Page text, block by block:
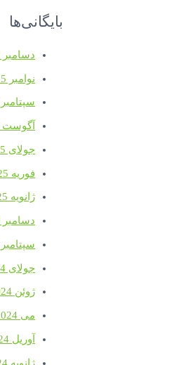
بایگانی‌ها
دسامبر 2025
نوامبر 2025
سپتامبر 2025
آگوست 2025
جولای 2025
فوریه 2025
ژانویه 2025
دسامبر 2024
سپتامبر 2024
جولای 2024
ژوئن 2024
می 2024
آوریل 2024
ژانویه 2024